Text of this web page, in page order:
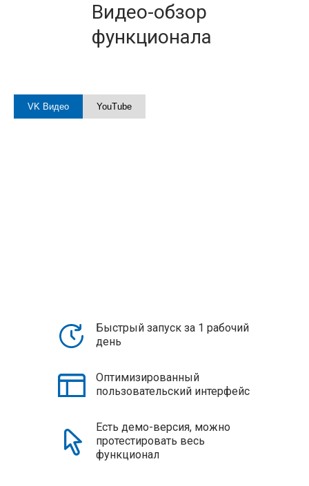
Видео-обзор
функционала
VK Видео YouTube
Быстрый запуск за 1 рабочий
день
Оптимизированный
пользовательский интерфейс
Есть демо-версия, можно
протестировать весь
функционал